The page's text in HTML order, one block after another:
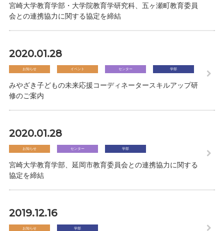
宮崎大学教育学部・大学院教育学研究科、五ヶ瀬町教育委員
会との連携協力に関する協定を締結
2020.01.28
お知らせ イベント センター 学部
みやざき子どもの未来応援コーディネータースキルアップ研
修のご案内
2020.01.28
お知らせ センター 学部
宮崎大学教育学部、延岡市教育委員会との連携協力に関する
協定を締結
2019.12.16
お知らせ 学部